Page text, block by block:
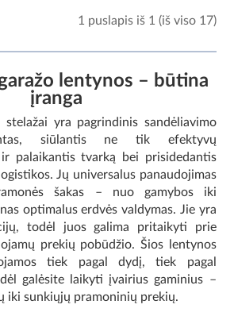
1 puslapis iš 1 (iš viso 17)
lentynos – būtina
įranga
stelažai yra pagrindinis sandėliavimo
siūlantis ne tik efektyvų
palaikantis tvarką bei prisidedantis
Jų universalus panaudojimas
šakas – nuo ​​gamybos iki
optimalus erdvės valdymas. Jie yra
todėl juos galima pritaikyti prie
prekių pobūdžio. Šios lentynos
tiek pagal dydį, tiek pagal
galėsite laikyti įvairius gaminius –
iki sunkiųjų pramoninių prekių.